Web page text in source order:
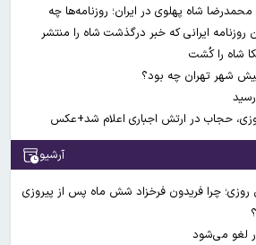
شاه پهلوی در ایران؛ روزنامه‌ها چه
ایرانی که خبر درگذشت شاه را منتشر
شاه را کُشت
آرشیو
روزی؛ چرا فریدون فرخزاد شش ماه پس از پیروزی
لغو می‌شود